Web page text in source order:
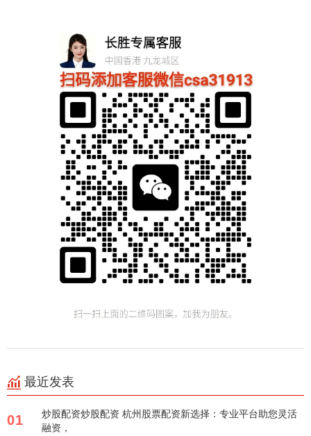
最近发表
01
炒股配资炒股配资 杭州股票配资新选择：专业平台助您灵活
融资，